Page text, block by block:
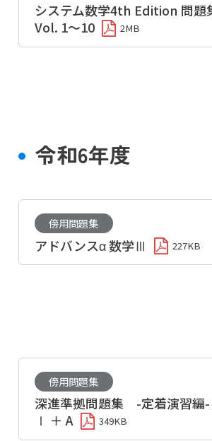
システム数学4th Edition 問題
Vol. 1～10
2MB
令和6年度
傍用問題集
アドバンスα 数学Ⅲ 227KB
傍用問題集
深進準拠問題集 -定着演習編-
Ⅰ ＋ A
349KB